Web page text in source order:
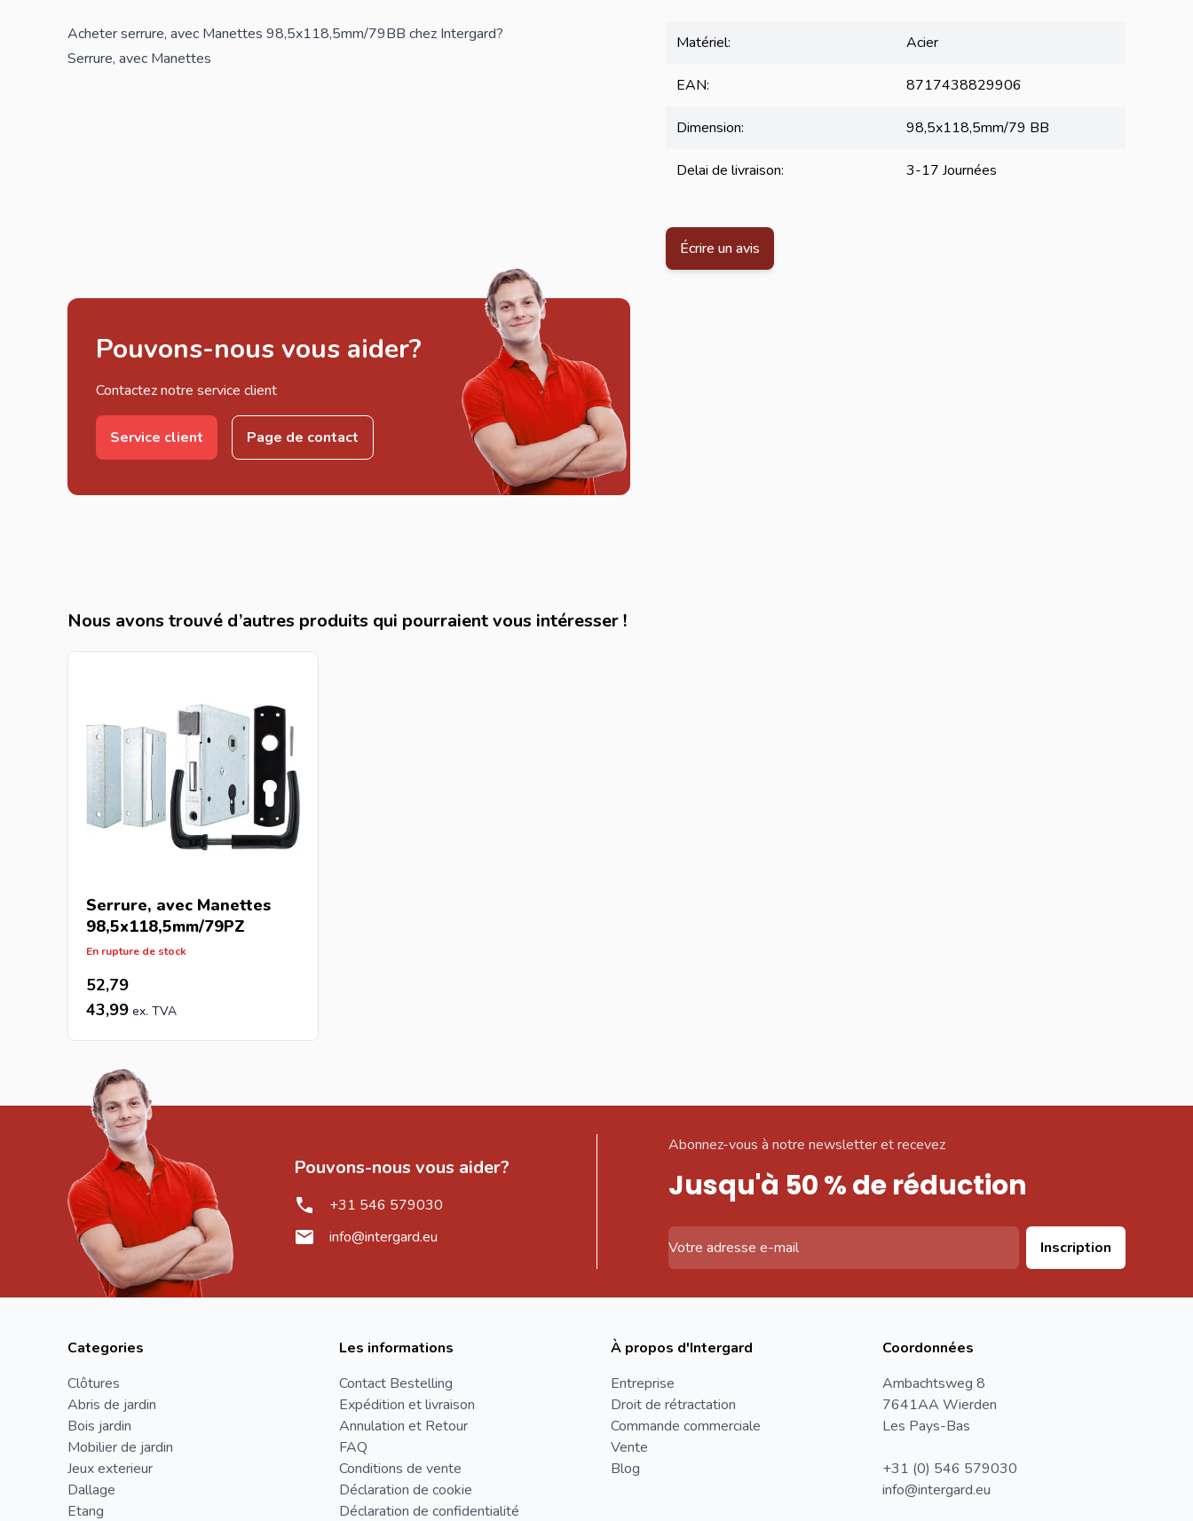
Acheter serrure, avec Manettes 98,5x118,5mm/79BB chez Intergard?
Serrure, avec Manettes
Matériel: Acier
EAN: 8717438829906
Dimension: 98,5x118,5mm/79 BB
Delai de livraison: 3-17 Journées
Pouvons-nous vous aider?
Contactez notre service client
Service client Page de contact
Écrire un avis
Nous avons trouvé d’autres produits qui pourraient vous intéresser !
Serrure, avec Manettes
98,5x118,5mm/79PZ
En rupture de stock
52,79
43,99
Pouvons-nous vous aider?
+31 546 579030
info@intergard.eu
Abonnez-vous à notre newsletter et recevez
Jusqu'à 50 % de réduction
Inscription
Categories
Clôtures
Abris de jardin
Bois jardin
Mobilier de jardin
Jeux exterieur
Dallage
Etang
Les informations
Contact Bestelling
Expédition et livraison
Annulation et Retour
FAQ
Conditions de vente
Déclaration de cookie
Déclaration de confidentialité
À propos d'Intergard
Entreprise
Droit de rétractation
Commande commerciale
Vente
Blog
Coordonnées
Ambachtsweg 8
7641AA Wierden
Les Pays-Bas
+31 (0) 546 579030
info@intergard.eu